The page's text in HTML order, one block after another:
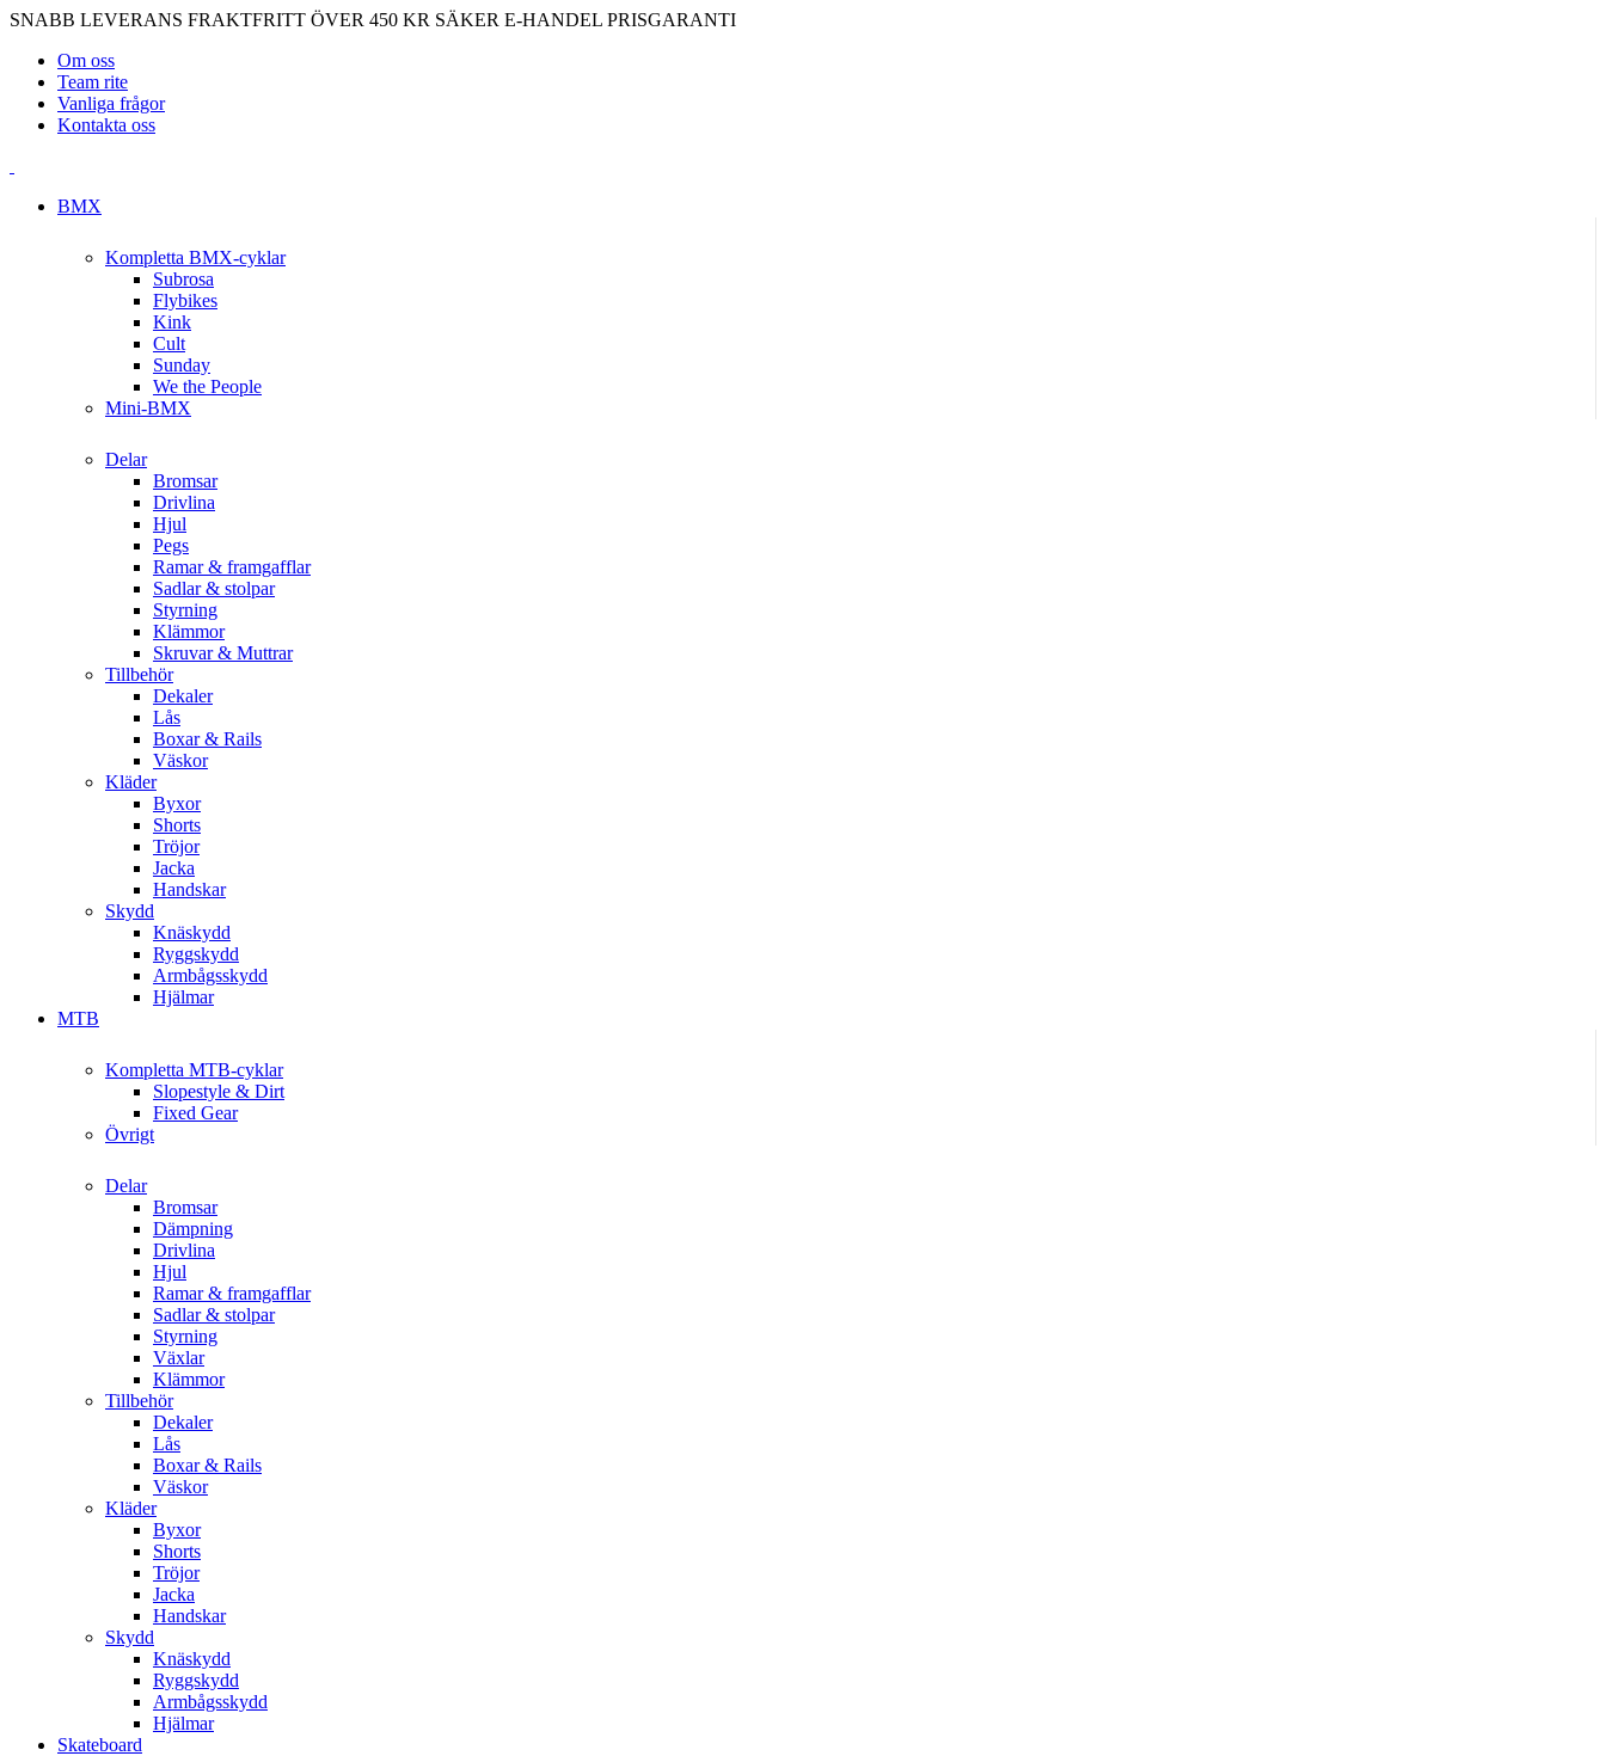
SNABB LEVERANS FRAKTFRITT ÖVER 450 KR SÄKER E-HANDEL PRISGARANTI
Om oss
Team rite
Vanliga frågor
Kontakta oss
BMX
Kompletta BMX-cyklar
Subrosa
Flybikes
Kink
Cult
Sunday
We the People
Mini-BMX
Delar
Bromsar
Drivlina
Hjul
Pegs
Ramar & framgafflar
Sadlar & stolpar
Styrning
Klämmor
Skruvar & Muttrar
Tillbehör
Dekaler
Lås
Boxar & Rails
Väskor
Kläder
Byxor
Shorts
Tröjor
Jacka
Handskar
Skydd
Knäskydd
Ryggskydd
Armbågsskydd
Hjälmar
MTB
Kompletta MTB-cyklar
Slopestyle & Dirt
Fixed Gear
Övrigt
Delar
Bromsar
Dämpning
Drivlina
Hjul
Ramar & framgafflar
Sadlar & stolpar
Styrning
Växlar
Klämmor
Tillbehör
Dekaler
Lås
Boxar & Rails
Väskor
Kläder
Byxor
Shorts
Tröjor
Jacka
Handskar
Skydd
Knäskydd
Ryggskydd
Armbågsskydd
Hjälmar
Skateboard